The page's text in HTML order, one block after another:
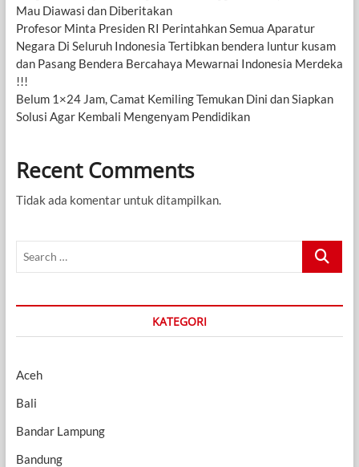
Mau Diawasi dan Diberitakan
Profesor Minta Presiden RI Perintahkan Semua Aparatur
Negara Di Seluruh Indonesia Tertibkan bendera luntur kusam
dan Pasang Bendera Bercahaya Mewarnai Indonesia Merdeka
!!!
Belum 1×24 Jam, Camat Kemiling Temukan Dini dan Siapkan
Solusi Agar Kembali Mengenyam Pendidikan
Recent Comments
Tidak ada komentar untuk ditampilkan.
Search
KATEGORI
Aceh
Bali
Bandar Lampung
Bandung